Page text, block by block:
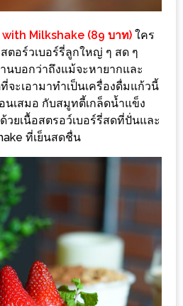
Milkshake (89 บาท) ใคร
ตอร์วเบอร์รี่ลูกใหญ่ ๆ สด ๆ
นบอกว่าถึงแม้จะหายากและ
ะเอามาทำเป็นเครื่องดื่มแก้วนี้
เสมอ กับสมูทตี้เกล็ดน้ำแข็ง
วยเนื้อสตรอว์เบอร์รี่สดที่ปั่นและ
ที่เย็นสดชื่น